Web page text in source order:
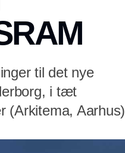
til det nye
i tæt
(Arkitema, Aarhus)